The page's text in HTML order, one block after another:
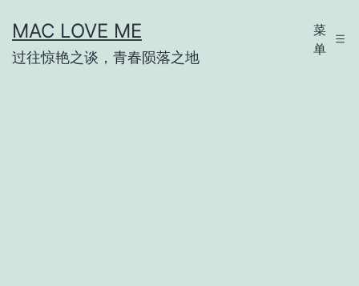
至
内
MAC LOVE ME
过往惊艳之谈，青春陨落之地
菜
单